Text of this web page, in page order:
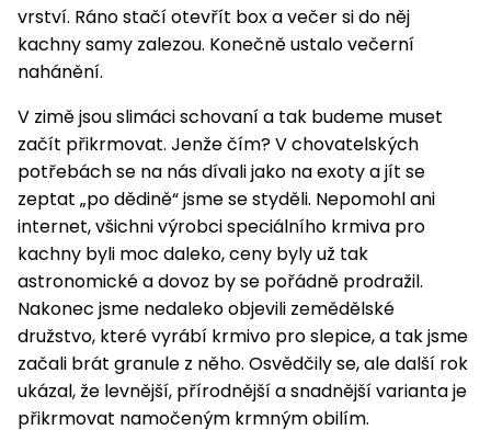
vrství. Ráno stačí otevřít box a večer si do něj
kachny samy zalezou. Konečně ustalo večerní
nahánění.
V zimě jsou slimáci schovaní a tak budeme muset
začít přikrmovat. Jenže čím? V chovatelských
potřebách se na nás dívali jako na exoty a jít se
zeptat „po dědině“ jsme se styděli. Nepomohl ani
internet, všichni výrobci speciálního krmiva pro
kachny byli moc daleko, ceny byly už tak
astronomické a dovoz by se pořádně prodražil.
Nakonec jsme nedaleko objevili zemědělské
družstvo, které vyrábí krmivo pro slepice, a tak jsme
začali brát granule z něho. Osvědčily se, ale další rok
ukázal, že levnější, přírodnější a snadnější varianta je
přikrmovat namočeným krmným obilím.